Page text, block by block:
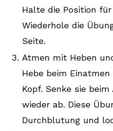
Halte die Position für
Wiederhole die
Seite.
Atmen mit Heben
Hebe beim
Kopf. Senke sie
wieder ab. Diese
Durchblutung und